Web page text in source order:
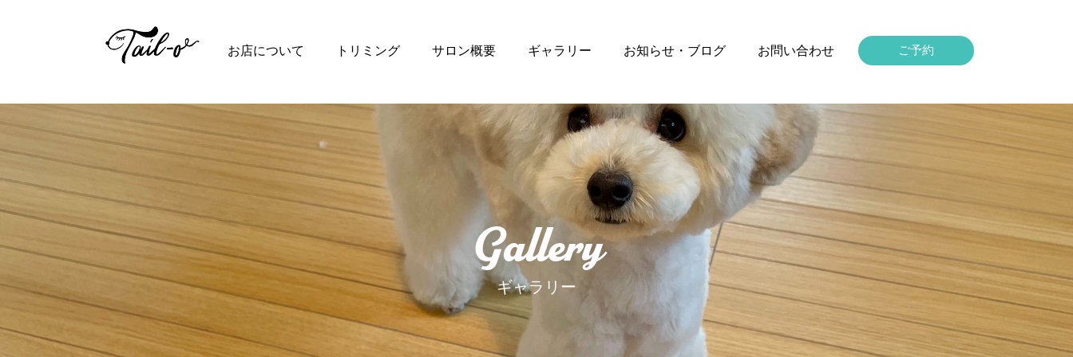
お店について トリミング サロン概要 ギャラリー お知らせ・ブログ お問い合わせ ご予約
Gallery
ギャラリー